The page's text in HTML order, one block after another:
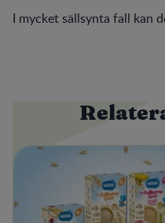
I mycket sällsynta fall kan